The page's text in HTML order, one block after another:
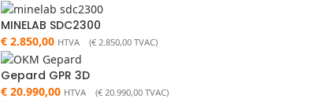
MINELAB SDC2300
€2.850,00 HTVA (€2.850,00TVAC)
Gepard GPR 3D
€20.990,00 HTVA (€20.990,00TVAC)